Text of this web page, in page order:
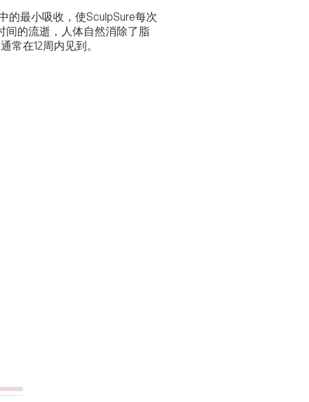
的最小吸收，使SculpSure每次
间的流逝，人体自然消除了脂
常在12周内见到。